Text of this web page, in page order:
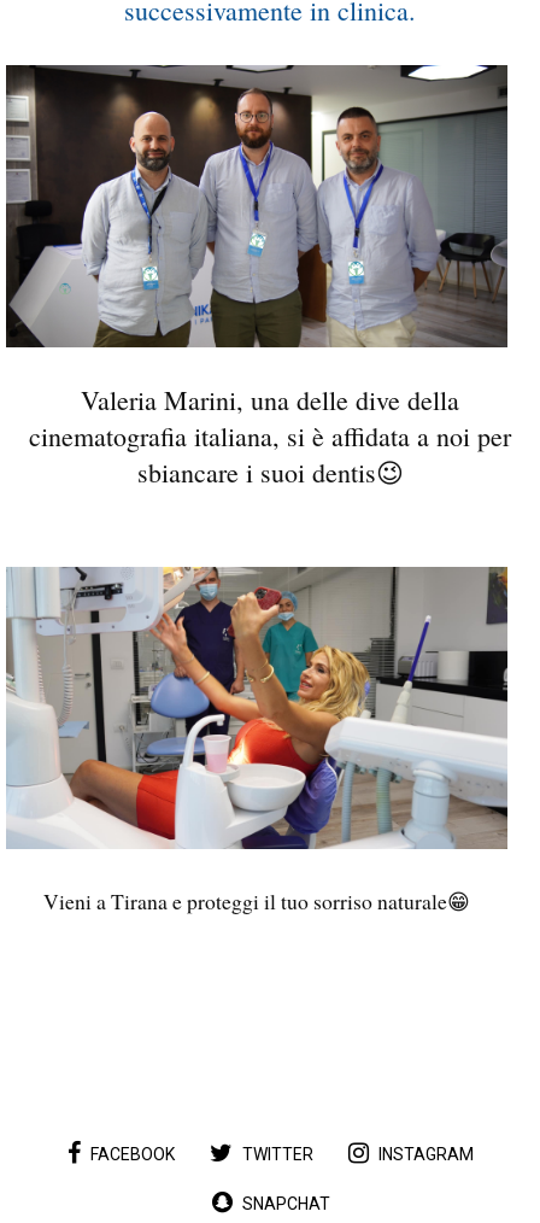
successivamente in clinica.
Valeria Marini, una delle dive della
cinematografia italiana, si è affidata a noi per
sbiancare i suoi dentis😉
Vieni a Tirana e proteggi il tuo sorriso naturale😁
FACEBOOK TWITTER INSTAGRAM
SNAPCHAT